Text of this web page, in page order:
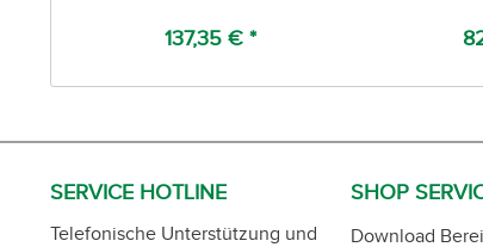
137,35 € *
SERVICE HOTLINE
Telefonische Unterstützung und
SHOP
Download